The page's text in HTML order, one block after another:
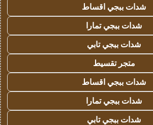
شدات ببجي اقساط
شدات ببجي تمارا
شدات ببجي تابي
متجر تقسيط
شدات ببجي اقساط
شدات ببجي تمارا
شدات ببجي تابي